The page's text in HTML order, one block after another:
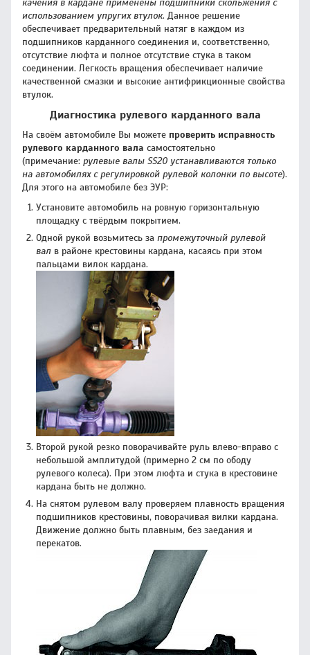
качения в кардане применены подшипники скольжения с
использованием упругих втулок. Данное решение
обеспечивает предварительный натяг в каждом из
подшипников карданного соединения и, соответственно,
отсутствие люфта и полное отсутствие стука в таком
соединении. Легкость вращения обеспечивает наличие
качественной смазки и высокие антифрикционные свойства
втулок.
Диагностика рулевого карданного вала
На своём автомобиле Вы можете проверить исправность
рулевого карданного вала самостоятельно
(примечание: рулевые валы SS20 устанавливаются только
на автомобилях с регулировкой рулевой колонки по высоте).
Для этого на автомобиле без ЭУР:
Установите автомобиль на ровную горизонтальную
площадку с твёрдым покрытием.
Одной рукой возьмитесь за промежуточный рулевой
вал в районе крестовины кардана, касаясь при этом
пальцами вилок кардана.
Второй рукой резко поворачивайте руль влево-вправо с
небольшой амплитудой (примерно 2 см по ободу
рулевого колеса). При этом люфта и стука в крестовине
кардана быть не должно.
На снятом рулевом валу проверяем плавность вращения
подшипников крестовины, поворачивая вилки кардана.
Движение должно быть плавным, без заедания и
перекатов.